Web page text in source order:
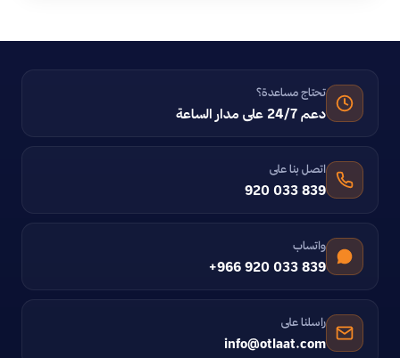
تحتاج مساعدة؟
دعم 24/7 على مدار الساعة
اتصل بنا على
920 033 839
واتساب
+966 920 033 839
راسلنا على
info@otlaat.com